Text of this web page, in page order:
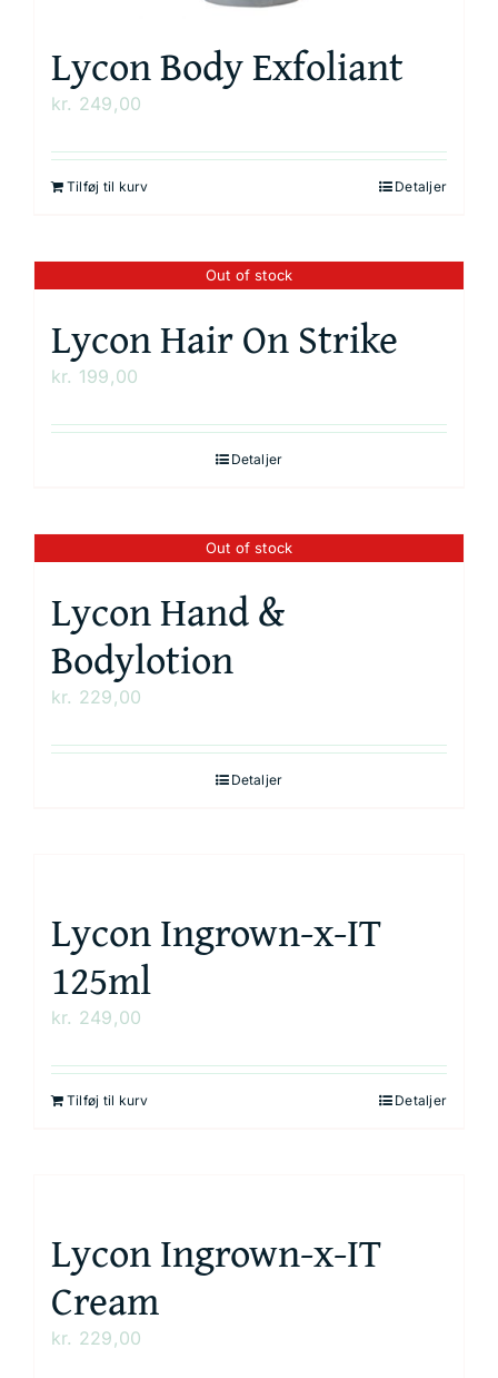
Lycon Body Exfoliant
kr. 249,00
Tilføj til kurv Detaljer
Out of stock
Lycon Hair On Strike
kr. 199,00
Detaljer
Out of stock
Lycon Hand &
Bodylotion
kr. 229,00
Detaljer
Lycon Ingrown-x-IT
125ml
kr. 249,00
Tilføj til kurv Detaljer
Lycon Ingrown-x-IT
Cream
kr. 229,00